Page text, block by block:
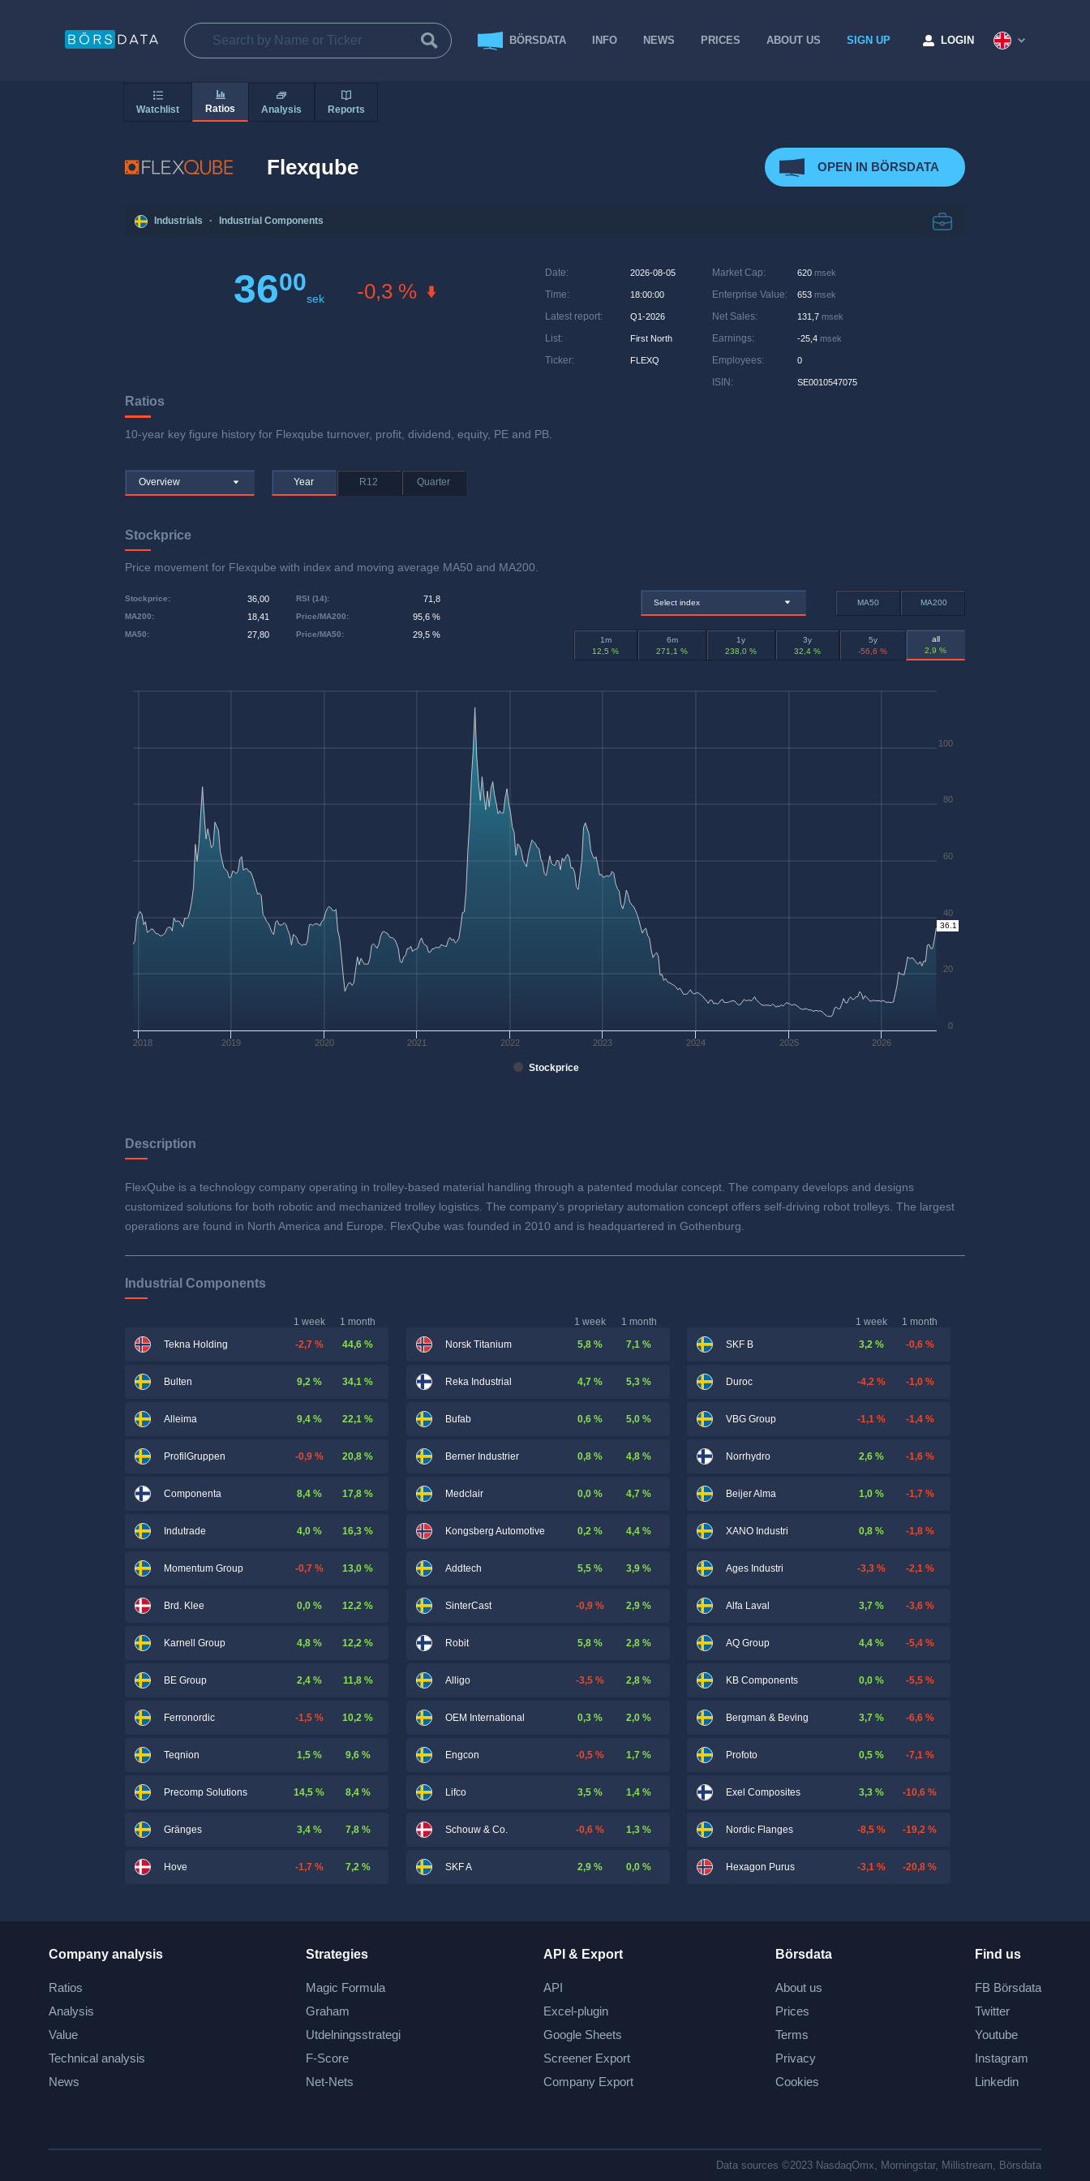
BÖRSDATA INFO NEWS PRICES ABOUT US SIGN UP LOGIN
Watchlist Ratios Analysis Reports
Flexqube OPEN IN BÖRSDATA
Industrials · Industrial Components
3600
sek -0,3 %
Date: 2026-08-05
Time: 18:00:00
Latest report: Q1-2026
List: First North
Ticker: FLEXQ
Market Cap: 620 msek
Enterprise Value: 653 msek
Net Sales: 131,7 msek
Earnings: -25,4 msek
Employees: 0
ISIN : SE0010547075
Ratios
10-year key figure history for Flexqube turnover, profit, dividend, equity, PE and PB.
Overview Year R12 Quarter
Stockprice
Price movement for Flexqube with index and moving average MA50 and MA200.
Stockprice: 36,00
MA50: 27,80
MA200: 18,41 Price/MA200: 95,6 %
RSI (14): 71,8
Price/MA50: 29,5 %
Select index MA50 MA200
1m
12,5 %
6m
271,1 %
1y
238,0 %
3y
32,4 %
5y
-56,6 %
all
2,9 %
Stockprice
2018 2019 2020 2021 2022 2023 2024 2025 2026
0
20
40
60
80
100
36.1
Description
FlexQube is a technology company operating in trolley-based material handling through a patented modular concept. The company develops and designs
customized solutions for both robotic and mechanized trolley logistics. The company's proprietary automation concept offers self-driving robot trolleys. The largest
operations are found in North America and Europe. FlexQube was founded in 2010 and is headquartered in Gothenburg.
Industrial Components
1 week
1 month
Tekna Holding
-2,7 % 44,6 %
Bulten 9,2 % 34,1 %
Alleima 9,4 % 22,1 %
ProfilGruppen -0,9 % 20,8 %
Componenta 8,4 % 17,8 %
Indutrade 4,0 % 16,3 %
Momentum Group -0,7 % 13,0 %
Brd. Klee 0,0 % 12,2 %
Karnell Group 4,8 % 12,2 %
BE Group 2,4 % 11,8 %
Ferronordic -1,5 % 10,2 %
Teqnion 1,5 % 9,6 %
Precomp Solutions 14,5 % 8,4 %
Gränges 3,4 % 7,8 %
Hove -1,7 % 7,2 %
1 week
1 month
Norsk Titanium
5,8 % 7,1 %
Reka Industrial 4,7 % 5,3 %
Bufab 0,6 % 5,0 %
Berner Industrier 0,8 % 4,8 %
Medclair 0,0 % 4,7 %
Kongsberg Automotive 0,2 % 4,4 %
Addtech 5,5 % 3,9 %
SinterCast -0,9 % 2,9 %
Robit 5,8 % 2,8 %
Alligo -3,5 % 2,8 %
OEM International 0,3 % 2,0 %
Engcon -0,5 % 1,7 %
Lifco 3,5 % 1,4 %
Schouw & Co. -0,6 % 1,3 %
SKF A 2,9 % 0,0 %
1 week
1 month
SKF B
3,2 % -0,6 %
Duroc -4,2 % -1,0 %
VBG Group -1,1 % -1,4 %
Norrhydro 2,6 % -1,6 %
Beijer Alma 1,0 % -1,7 %
XANO Industri 0,8 % -1,8 %
Ages Industri -3,3 % -2,1 %
Alfa Laval 3,7 % -3,6 %
AQ Group 4,4 % -5,4 %
KB Components 0,0 % -5,5 %
Bergman & Beving 3,7 % -6,6 %
Profoto 0,5 % -7,1 %
Exel Composites 3,3 % -10,6 %
Nordic Flanges -8,5 % -19,2 %
Hexagon Purus -3,1 % -20,8 %
Company analysis
Ratios
Analysis
Value
Technical analysis
News
Strategies
Magic Formula
Graham
Utdelningsstrategi
F-Score
Net-Nets
API & Export
API
Excel-plugin
Google Sheets
Screener Export
Company Export
Börsdata
About us
Prices
Terms
Privacy
Cookies
Find us
FB Börsdata
Twitter
Youtube
Instagram
Linkedin
Data sources ©2023 NasdaqOmx, Morningstar, Millistream, Börsdata